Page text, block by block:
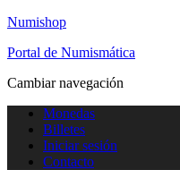
Numishop
Portal de Numismática
Cambiar navegación
Monedas
Billetes
Iniciar sesión
Contacto